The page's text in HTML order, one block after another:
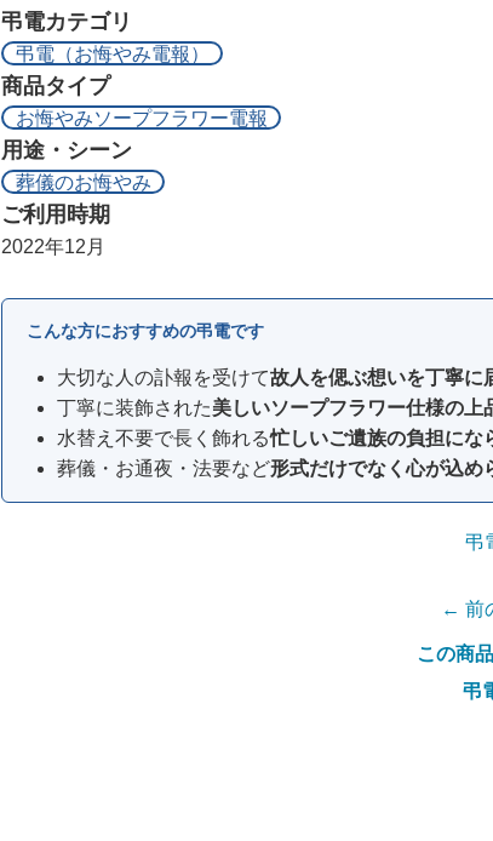
弔電カテゴリ
弔電（お悔やみ電報）
商品タイプ
お悔やみソープフラワー電報
用途・シーン
葬儀のお悔やみ
ご利用時期
2022年12月
こんな方におすすめの弔電です
大切な人の訃報を受けて故人を偲ぶ想いを丁寧に
丁寧に装飾された美しいソープフラワー仕様の上
水替え不要で長く飾れる忙しいご遺族の負担にな
葬儀・お通夜・法要など形式だけでなく心が込め
弔
← 前
この商
弔